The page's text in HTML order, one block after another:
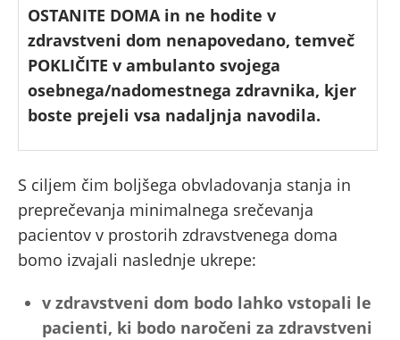
OSTANITE DOMA in ne hodite v
zdravstveni dom nenapovedano, temveč
POKLIČITE v ambulanto svojega
osebnega/nadomestnega zdravnika, kjer
boste prejeli vsa nadaljnja navodila.
S ciljem čim boljšega obvladovanja stanja in
preprečevanja minimalnega srečevanja
pacientov v prostorih zdravstvenega doma
bomo izvajali naslednje ukrepe:
v zdravstveni dom bodo lahko vstopali le
pacienti, ki bodo naročeni za zdravstveni